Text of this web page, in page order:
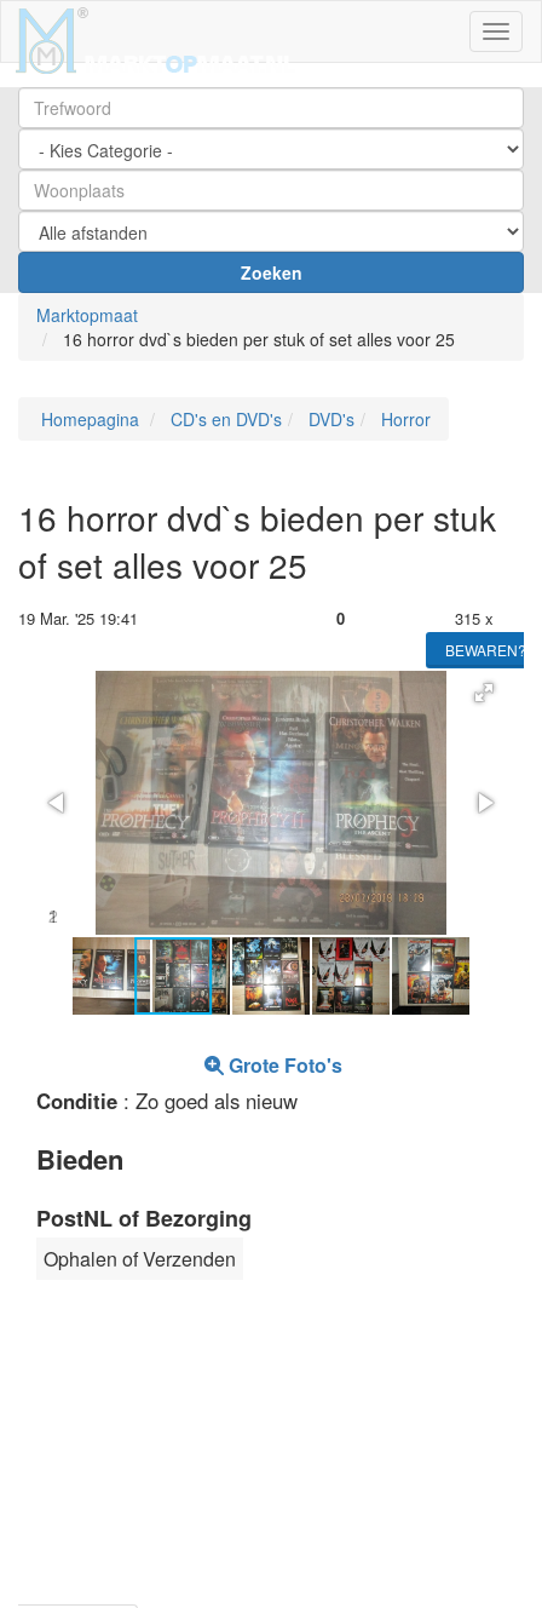
Zoeken
Marktopmaat
16 horror dvd`s bieden per stuk of set alles voor 25
Homepagina CD's en DVD's DVD's Horror
16 horror dvd`s bieden per stuk
of set alles voor 25
19 Mar. '25 19:41 0 315 x
BEWAREN?
2
Grote Foto's
Conditie : Zo goed als nieuw
Bieden
PostNL of Bezorging
Ophalen of Verzenden